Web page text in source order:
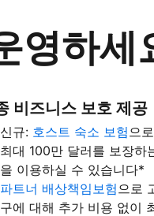
영하세
비즈니스 보호 제공
신규: 호스트 숙소 보험으
최대 100만 달러를 보장하
을 이용하실 수 있습니다*
파트너 배상책임보험으로
구에 대해 추가 비용 없이